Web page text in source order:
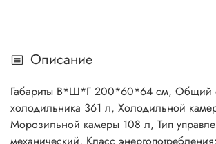
Описание
Габариты В*Ш*Г 200*60*64 см, Общий
холодильника 361 л, Холодильной
Морозильной камеры 108 л, Тип